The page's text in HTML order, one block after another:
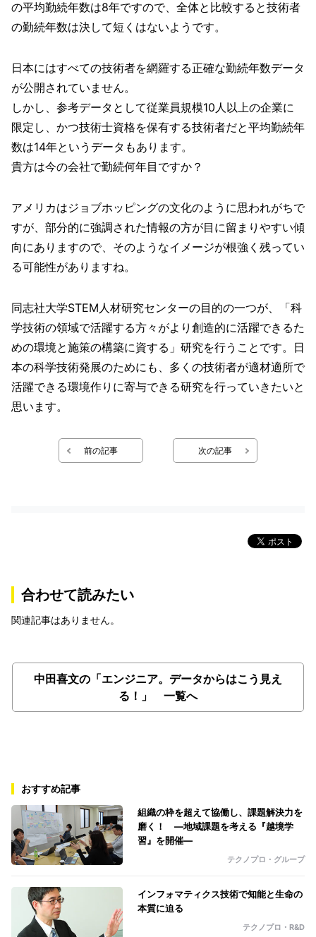
の平均勤続年数は8年ですので、全体と比較すると技術者
の勤続年数は決して短くはないようです。
日本にはすべての技術者を網羅する正確な勤続年数データ
が公開されていません。
しかし、参考データとして従業員規模10人以上の企業に
限定し、かつ技術士資格を保有する技術者だと平均勤続年
数は14年というデータもあります。
貴方は今の会社で勤続何年目ですか？
アメリカはジョブホッピングの文化のように思われがちで
すが、部分的に強調された情報の方が目に留まりやすい傾
向にありますので、そのようなイメージが根強く残ってい
る可能性がありますね。
同志社大学STEM人材研究センターの目的の一つが、「科
学技術の領域で活躍する方々がより創造的に活躍できるた
めの環境と施策の構築に資する」研究を行うことです。日
本の科学技術発展のためにも、多くの技術者が適材適所で
活躍できる環境作りに寄与できる研究を行っていきたいと
思います。
前の記事 次の記事
合わせて読みたい
関連記事はありません。
中田喜文の「エンジニア。データからはこう見え
る！」 一覧へ
おすすめ記事
組織の枠を超えて協働し、課題解決力を
磨く！ ―地域課題を考える『越境学
習』を開催―
テクノプロ・グループ
インフォマティクス技術で知能と生命の
本質に迫る
テクノプロ・R&D